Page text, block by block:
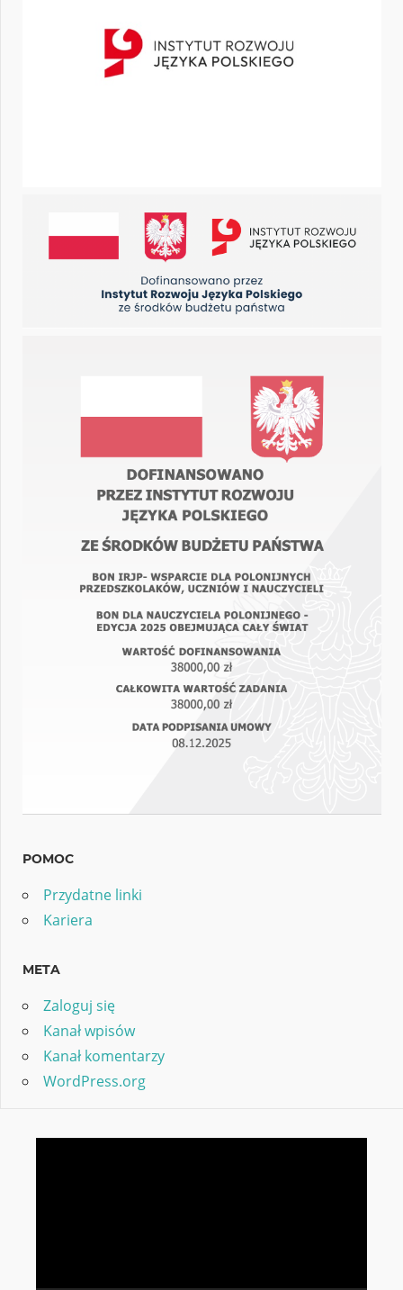
POMOC
Przydatne linki
Kariera
META
Zaloguj się
Kanał wpisów
Kanał komentarzy
WordPress.org